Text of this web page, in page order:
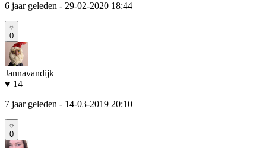
6 jaar geleden - 29-02-2020 18:44
0
Jannavandijk
♥ 14
7 jaar geleden - 14-03-2019 20:10
0